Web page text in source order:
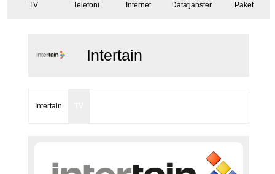
TV Telefoni Internet Datatjänster Paket
Intertain
Intertain